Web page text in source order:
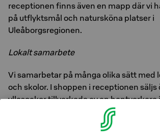
receptionen finns även en mapp där vi
på utflyktsmål och natursköna platser i
Uleåborgsregionen.
Lokalt samarbete
Vi samarbetar på många olika sätt med
och skolor. I shoppen i receptionen säljs
yllesockor tillverkade av en hantverkare
choklad från en lokal chokladbutik. Vi
studerande och skolelever praktik- och